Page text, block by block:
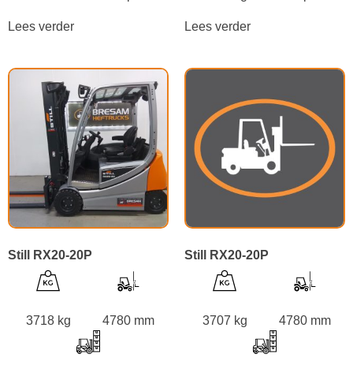
Lees verder Lees verder
Still RX20-20P
3718 kg 4780 mm
Still RX20-20P
3707 kg 4780 mm